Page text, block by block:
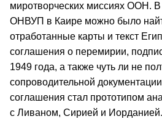
миротворческих миссиях ООН.
ОНВУП в Каире можно было
отработанные карты и текст
соглашения о перемирии,
1949 года, а также чуть ли не
сопроводительной
соглашения стал прототипом
с Ливаном, Сирией и Иорданией.